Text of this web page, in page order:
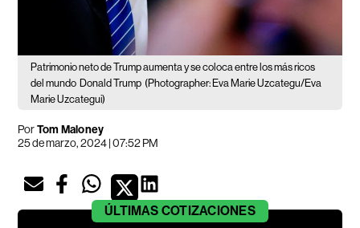
Patrimonio neto de Trump aumenta y se coloca entre los más ricos
del mundo Donald Trump (Photographer: Eva Marie Uzcategu/Eva
Marie Uzcategui)
PorTom Maloney
25 de marzo, 2024 | 07:52 PM
ÚLTIMAS COTIZACIONES